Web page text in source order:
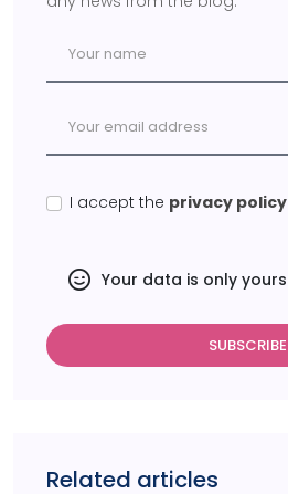
I accept the privacy policy
Your data is only yours
SUBSCRIBE
Related articles